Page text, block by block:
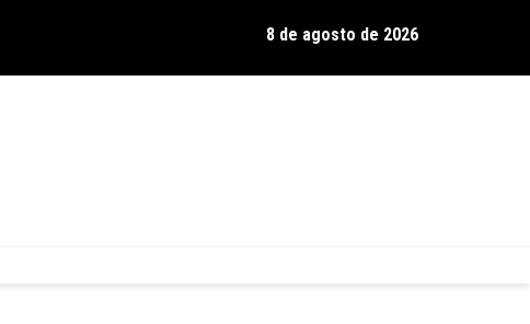
Delírios de Hamilton celebra 30 anos de estrada com show no Gravador
8 de agosto de 2026